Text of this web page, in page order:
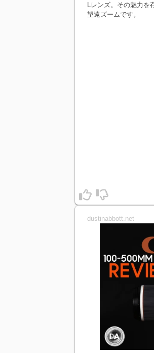
Lレンズ。その魅力を
望遠ズームです。
dustinabbott.net